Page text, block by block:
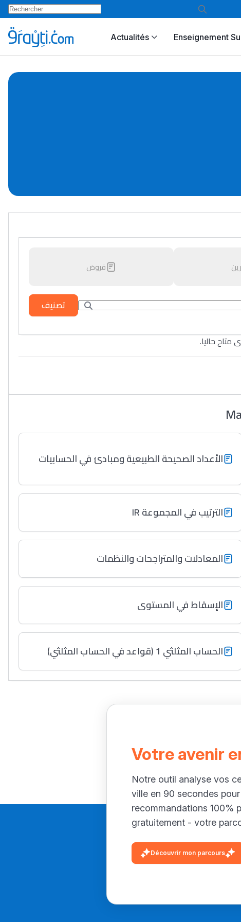
Actualités Enseignement
فروض
تصنيف
متاح حاليا.
الأعداد الصحيحة الطبيعية ومبادئ في الحسابيات
الترتيب في المجموعة IR
المعادلات والمتراجحات والنظمات
الإسقاط في المستوى
الحساب المثلثي 1 (قواعد في الحساب المثلثي)
Votre avenir
Notre outil analyse vos
ville en 90 secondes
recommandations 100%
gratuitement - votre
Découvrir mon parcours